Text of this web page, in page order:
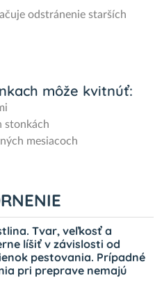
odstránenie starších
môže kvitnúť:
stonkách
mesiacoch
Tvar, veľkosť a
líšiť v závislosti od
pestovania. Prípadné
pri preprave nemajú